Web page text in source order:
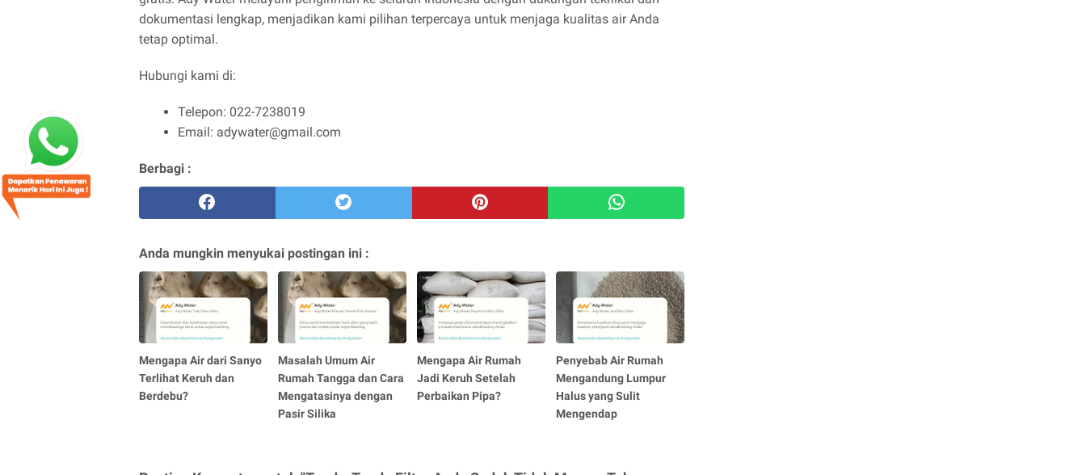
dokumentasi lengkap, menjadikan kami pilihan terpercaya untuk menjaga kualitas air Anda
tetap optimal.
Hubungi kami di:
Telepon: 022-7238019
Email: adywater@gmail.com
Berbagi :
Anda mungkin menyukai postingan ini :
Mengapa Air dari Sanyo
Terlihat Keruh dan
Berdebu?
Masalah Umum Air
Rumah Tangga dan Cara
Mengatasinya dengan
Pasir Silika
Mengapa Air Rumah
Jadi Keruh Setelah
Perbaikan Pipa?
Penyebab Air Rumah
Mengandung Lumpur
Halus yang Sulit
Mengendap